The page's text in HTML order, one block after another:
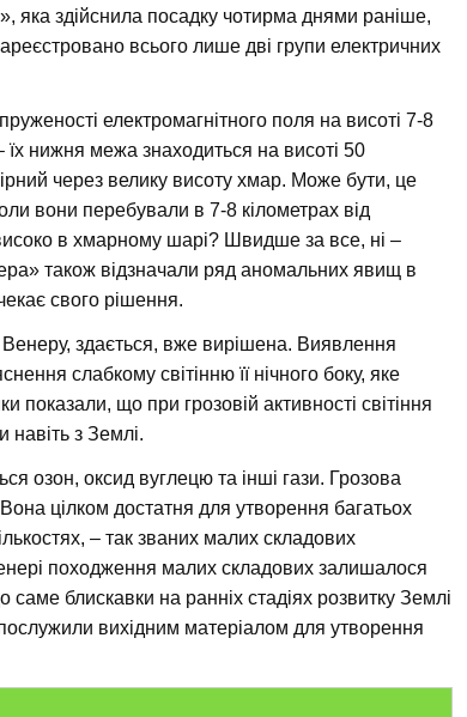
яка здійснила посадку чотирма днями раніше,
всього лише дві групи електричних
електромагнітного поля на висоті 7-8
їх нижня межа знаходиться на висоті 50
через велику висоту хмар. Може бути, це
вони перебували в 7-8 кілометрах від
в хмарному шарі? Швидше за все, ні –
також відзначали ряд аномальних явищ в
свого рішення.
здається, вже вирішена. Виявлення
слабкому світінню її нічного боку, яке
що при грозовій активності світіння
навіть з Землі.
озон, оксид вуглецю та інші гази. Грозова
цілком достатня для утворення багатьох
– так званих малих складових
походження малих складових залишалося
блискавки на ранніх стадіях розвитку Землі
вихідним матеріалом для утворення